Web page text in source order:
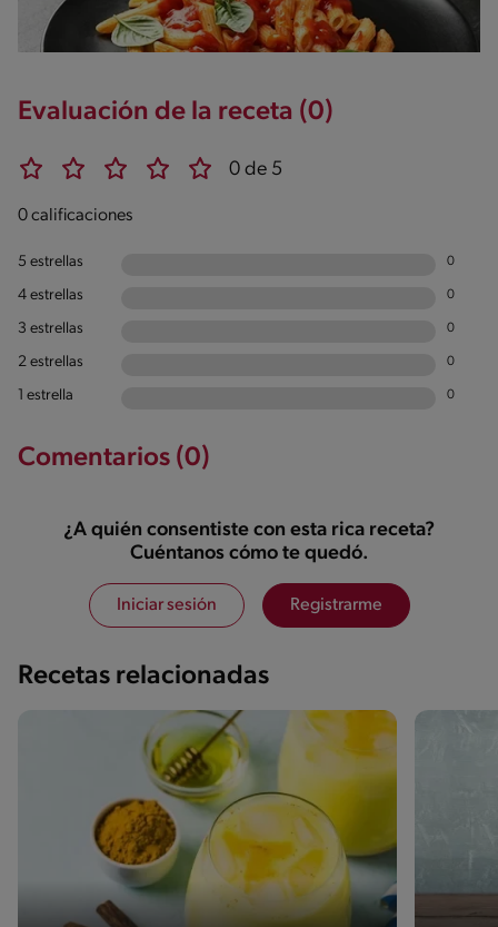
Evaluación de la receta (0)
0 de 5
0 calificaciones
5 estrellas 0
4 estrellas 0
3 estrellas 0
2 estrellas 0
1 estrella 0
Comentarios (0)
¿A quién consentiste con esta rica receta?
Cuéntanos cómo te quedó.
Iniciar sesión Registrarme
Recetas relacionadas